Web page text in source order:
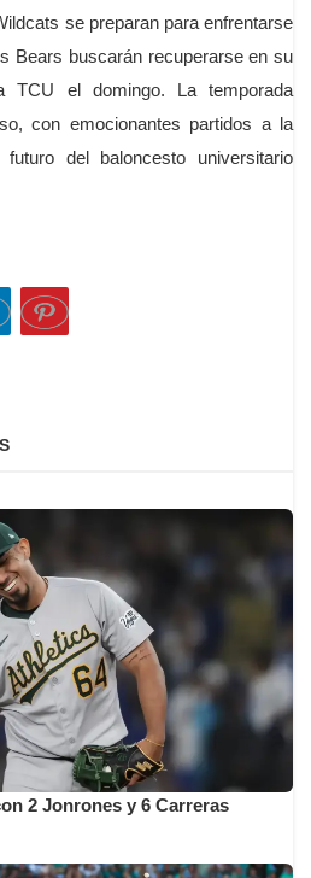
se preparan para enfrentarse
Bears buscarán recuperarse en su
TCU el domingo. La temporada
con emocionantes partidos a la
del baloncesto universitario
2 Jonrones y 6 Carreras